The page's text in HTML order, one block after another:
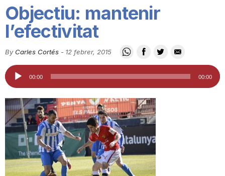
C
i
u
t
Objectiu: mantenir
l’efectivitat
By Carles Cortés - 12 febrer, 2015
Reproductor
d'àudio
00:00 00:00